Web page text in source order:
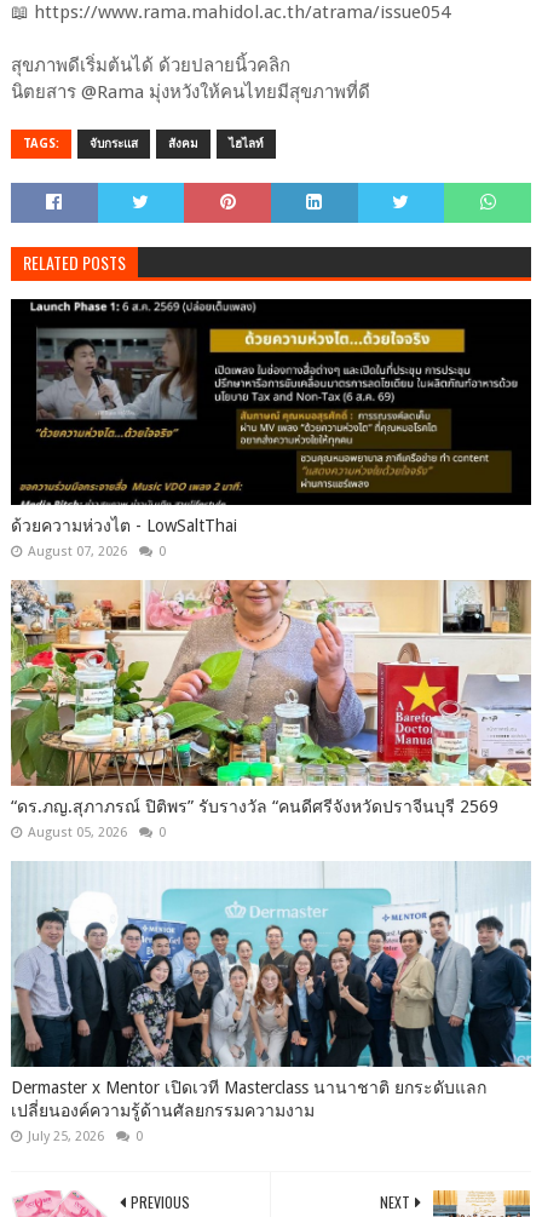
📖 https://www.rama.mahidol.ac.th/atrama/issue054
สุขภาพดีเริ่มต้นได้ ด้วยปลายนิ้วคลิก
นิตยสาร @Rama มุ่งหวังให้คนไทยมีสุขภาพที่ดี
TAGS: จับกระแส สังคม ไฮไลท์
RELATED POSTS
ด้วยความห่วงไต - LowSaltThai
August 07, 2026 0
“ดร.ภญ.สุภาภรณ์ ปิติพร” รับรางวัล “คนดีศรีจังหวัดปราจีนบุรี 2569
August 05, 2026 0
Dermaster x Mentor เปิดเวที Masterclass นานาชาติ ยกระดับแลก
เปลี่ยนองค์ความรู้ด้านศัลยกรรมความงาม
July 25, 2026 0
NEXT
PREVIOUS